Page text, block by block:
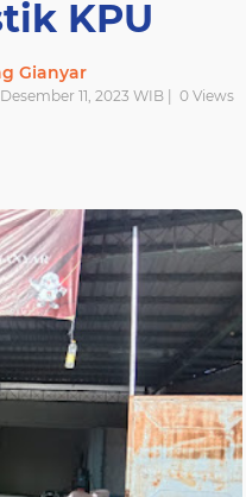
KPU
Gianyar
11, 2023 WIB | 0 Views